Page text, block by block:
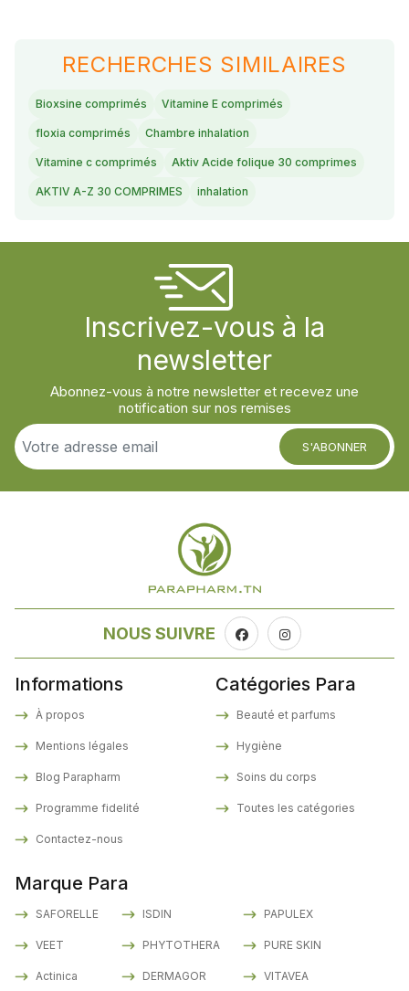
RECHERCHES SIMILAIRES
Bioxsine comprimés Vitamine E comprimés
floxia comprimés Chambre inhalation
Vitamine c comprimés Aktiv Acide folique 30 comprimes
AKTIV A-Z 30 COMPRIMES inhalation
Inscrivez-vous à la
newsletter
Abonnez-vous à notre newsletter et recevez une
notification sur nos remises
S'ABONNER
NOUS SUIVRE
Informations
À propos
Mentions légales
Blog Parapharm
Programme fidelité
Contactez-nous
Marque Para
SAFORELLE
VEET
Actinica
ISDIN
PHYTOTHERA
DERMAGOR
PAPULEX
PURE SKIN
VITAVEA
Catégories Para
Beauté et parfums
Hygiène
Soins du corps
Toutes les catégories